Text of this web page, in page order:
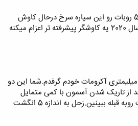
اینم مریخه که در حال حاضر 5 روبات رو این سیاره سرخ درحال کاوش
هر دو تصویرو با تلسکوپ 90 میلیمتری آکرومات خودم گرفدم.شما این دو
از تاریک شدن آسمون با کمی متمایل
شدن به سمت راست از حالت روبه قبله ببینین.زحل به اندازه 5 انگشت